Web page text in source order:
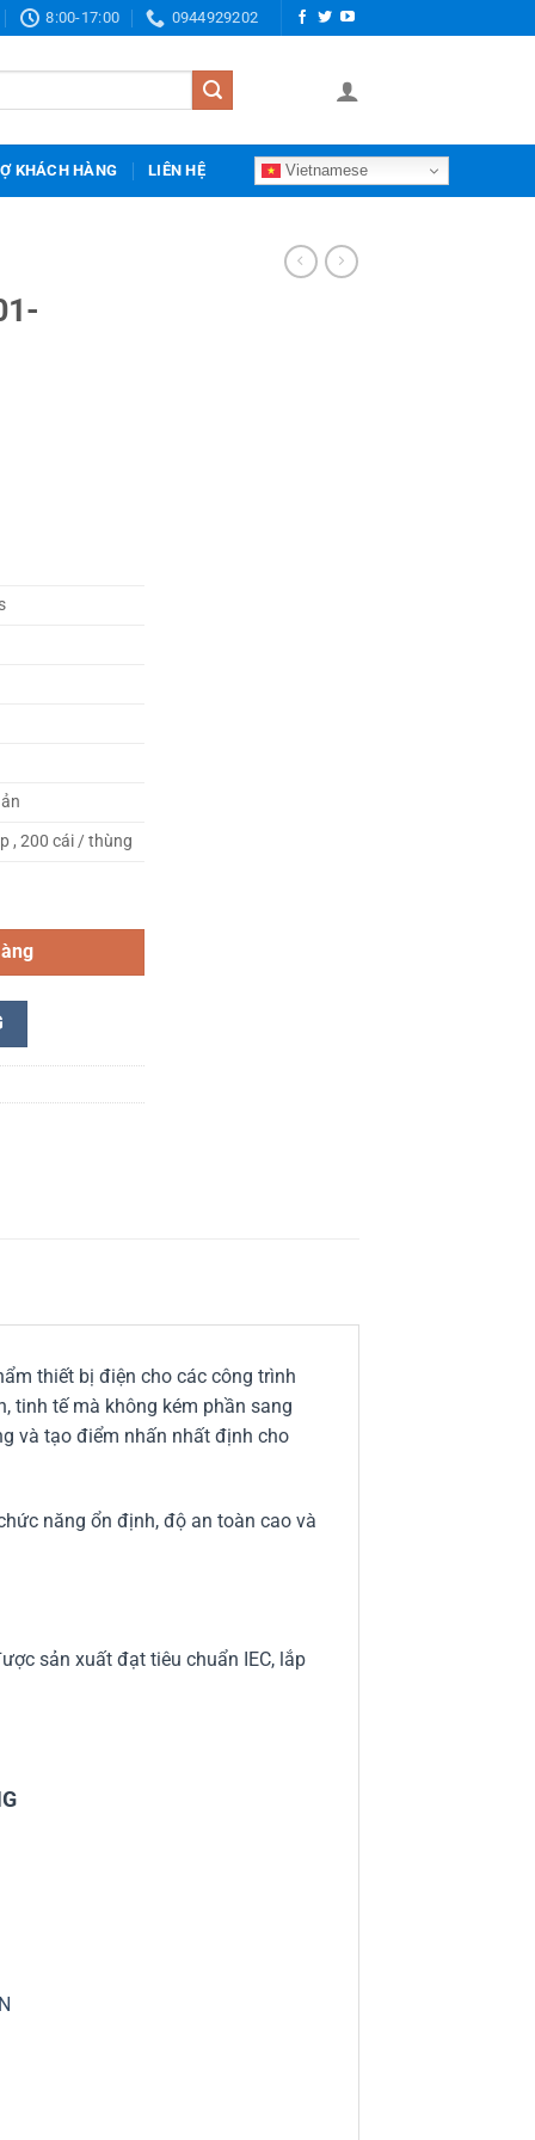
8:00-17:00 0944929202
KHÁCH HÀNG LIÊN HỆ Vietnamese
, 200 cái / thùng
thiết bị điện cho các công trình
tinh tế mà không kém phần sang
và tạo điểm nhấn nhất định cho
năng ổn định, độ an toàn cao và
sản xuất đạt tiêu chuẩn IEC, lắp